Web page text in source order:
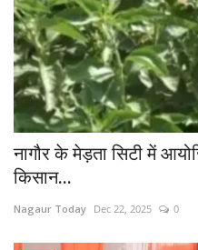
नागौर के मेड़ता सिटी में
किसान...
Nagaur Today Dec 22, 2025 0